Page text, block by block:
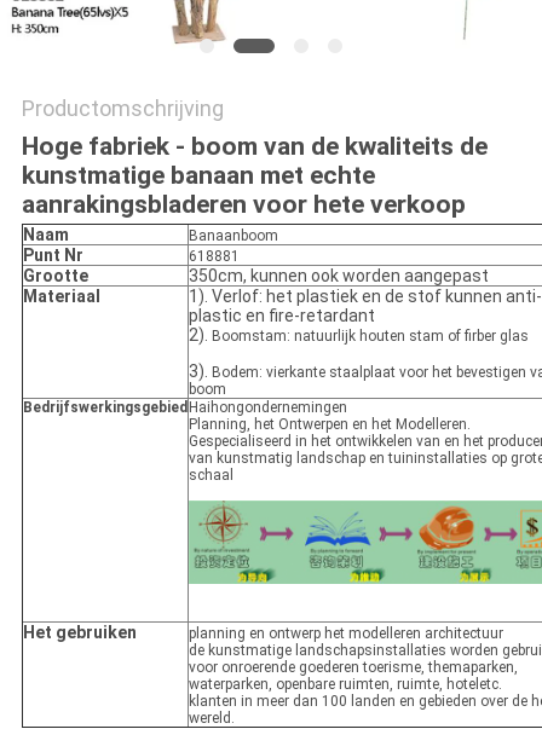
Productomschrijving
Hoge fabriek - boom van de kwaliteits de
kunstmatige banaan met echte
aanrakingsbladeren voor hete verkoop
Naam Banaanboom
Punt Nr 618881
Grootte
350cm, kunnen ook worden aangepast
Materiaal
1). Verlof: het plastiek en de stof kunnen
plastic en fire-retardant
2). Boomstam: natuurlijk houten stam of firber glas
3). Bodem: vierkante staalplaat voor het bevestigen
boom
Bedrijfswerkingsgebied Haihongondernemingen
Planning, het Ontwerpen en het Modelleren.
Gespecialiseerd in het ontwikkelen van en het
van kunstmatig landschap en tuininstallaties op
schaal
Het gebruiken
planning en ontwerp het modelleren architectuur
de kunstmatige landschapsinstallaties worden
voor onroerende goederen toerisme, themaparken,
waterparken, openbare ruimten, ruimte, hoteletc.
klanten in meer dan 100 landen en gebieden over de
wereld.